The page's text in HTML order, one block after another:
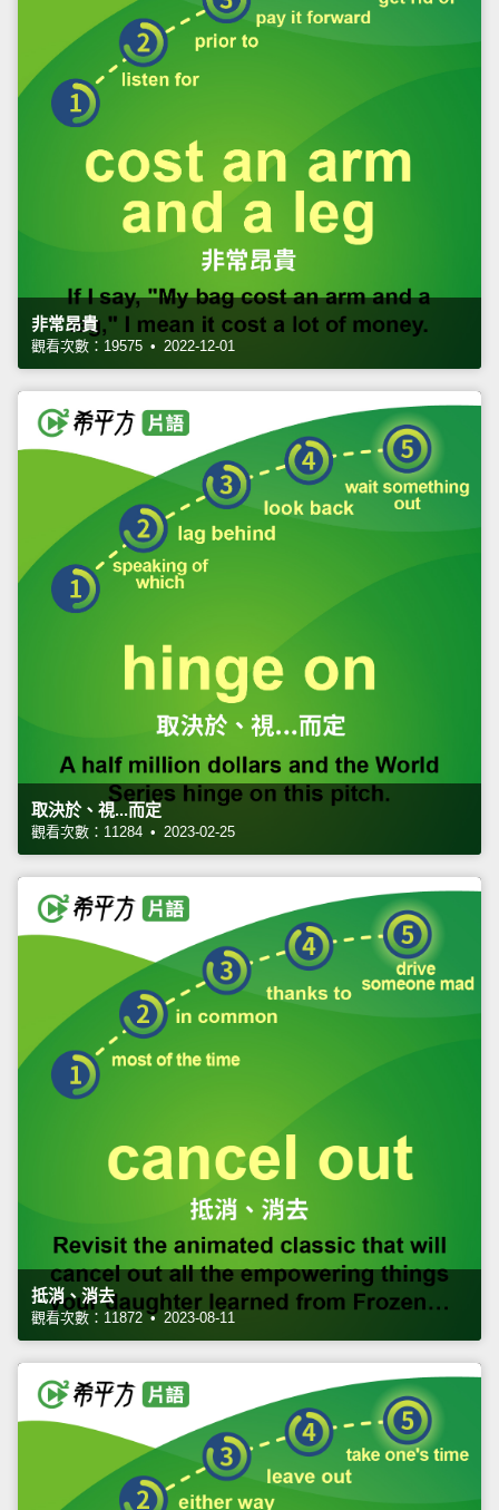
非常昂貴
觀看次數：19575 • 2022-12-01
取決於、視...而定
觀看次數：11284 • 2023-02-25
抵消、消去
觀看次數：11872 • 2023-08-11